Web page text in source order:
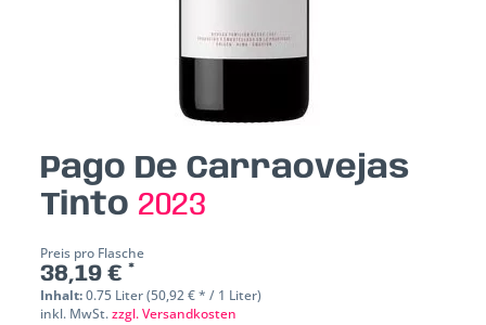
Pago De Carraovejas
Tinto 2023
Preis pro Flasche
38,19 € *
Inhalt:0.75 Liter (50,92 € * / 1 Liter)
inkl. MwSt.zzgl. Versandkosten